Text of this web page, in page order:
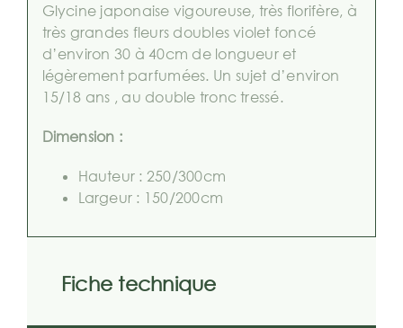
Glycine japonaise vigoureuse, très florifère, à
très grandes fleurs doubles violet foncé
d’environ 30 à 40cm de longueur et
légèrement parfumées. Un sujet d’environ
15/18 ans , au double tronc tressé.
Dimension :
Hauteur : 250/300cm
Largeur : 150/200cm
Fiche technique